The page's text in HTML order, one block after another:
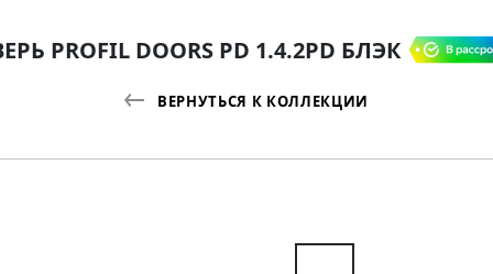
PROFIL DOORS PD 1.4.2PD БЛЭК
ВЕРНУТЬСЯ К КОЛЛЕКЦИИ